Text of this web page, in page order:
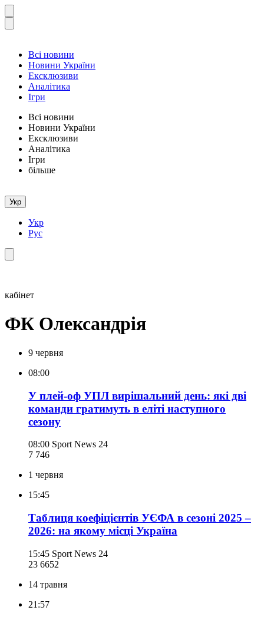
Всі новини
Новини України
Ексклюзиви
Аналітика
Ігри
Всі новини
Новини України
Ексклюзиви
Аналітика
Ігри
більше
Укр
Укр
Рус
кабінет
ФК Олександрія
9 червня
08:00
У плей-оф УПЛ вирішальний день: які дві
команди гратимуть в еліті наступного
сезону
08:00 Sport News 24
7 746
1 червня
15:45
Таблиця коефіцієнтів УЄФА в сезоні 2025 –
2026: на якому місці Україна
15:45 Sport News 24
23 6652
14 травня
21:57